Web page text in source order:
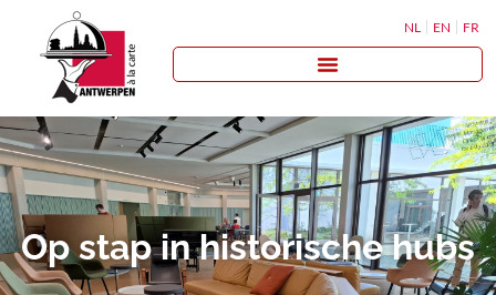
NL EN FR
Op stap in historische hubs